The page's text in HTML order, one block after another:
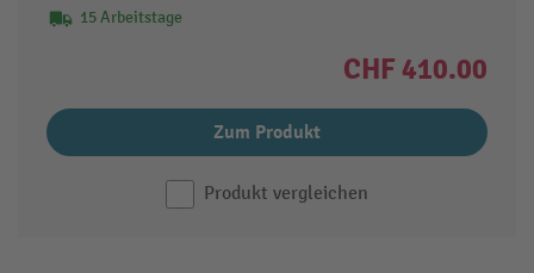
15 Arbeitstage
CHF 410.00
Zum Produkt
Produkt vergleichen